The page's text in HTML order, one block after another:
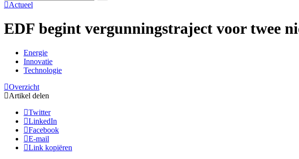
Actueel
EDF begint vergunningstraject voor twee
Energie
Innovatie
Technologie
Overzicht
Artikel delen
Twitter
LinkedIn
Facebook
E-mail
Link kopiëren